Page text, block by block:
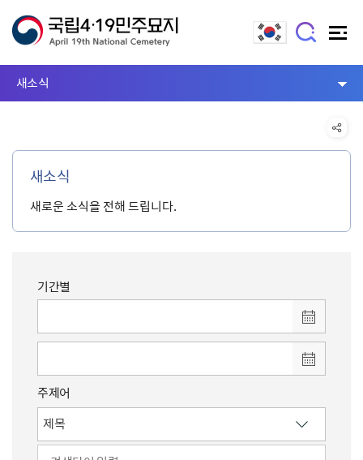
새소식
새소식
새로운 소식을 전해 드립니다.
기간별
주제어